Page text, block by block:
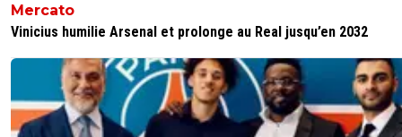
Mercato
Vinicius humilie Arsenal et prolonge au Real jusqu’en 2032